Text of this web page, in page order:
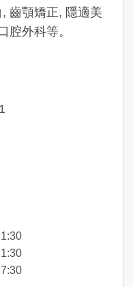
, 齒顎矯正, 隱適美
腔外科等。